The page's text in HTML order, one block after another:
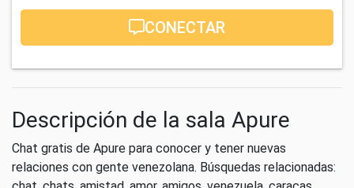
CONECTAR
Descripción de la sala Apure
Chat gratis de Apure para conocer y tener nuevas
relaciones con gente venezolana. Búsquedas relacionadas: